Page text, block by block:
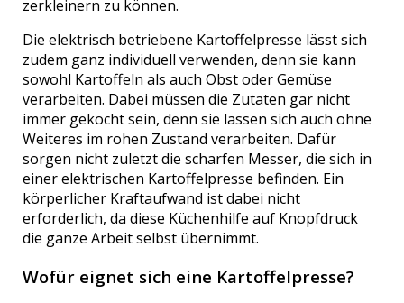
zerkleinern zu können.
Die elektrisch betriebene Kartoffelpresse lässt sich
zudem ganz individuell verwenden, denn sie kann
sowohl Kartoffeln als auch Obst oder Gemüse
verarbeiten. Dabei müssen die Zutaten gar nicht
immer gekocht sein, denn sie lassen sich auch ohne
Weiteres im rohen Zustand verarbeiten. Dafür
sorgen nicht zuletzt die scharfen Messer, die sich in
einer elektrischen Kartoffelpresse befinden. Ein
körperlicher Kraftaufwand ist dabei nicht
erforderlich, da diese Küchenhilfe auf Knopfdruck
die ganze Arbeit selbst übernimmt.
Wofür eignet sich eine Kartoffelpresse?